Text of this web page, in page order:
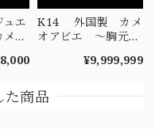
ュエ
オ
ヤモ
K14 外国製 カメ
オアビエ 〜胸元に
ンド〜絵画の様な美
さい♪
MOBR00026
¥9,999,999
た商品